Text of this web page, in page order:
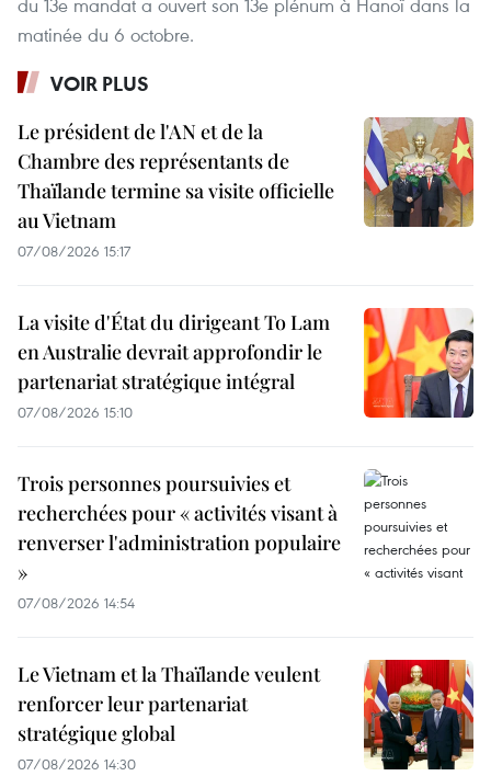
matinée du 6 octobre.
VOIR PLUS
Le président de l'AN et de la
Chambre des représentants de
Thaïlande termine sa visite officielle
au Vietnam
07/08/2026 15:17
La visite d'État du dirigeant To Lam
en Australie devrait approfondir le
partenariat stratégique intégral
07/08/2026 15:10
Trois personnes poursuivies et
recherchées pour « activités visant à
renverser l'administration populaire
»
07/08/2026 14:54
Le Vietnam et la Thaïlande veulent
renforcer leur partenariat
stratégique global
07/08/2026 14:30